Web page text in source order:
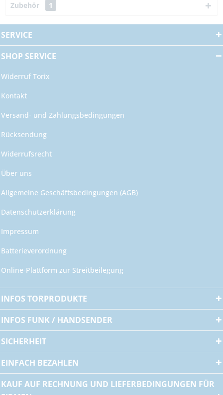
Zubehör 1
SERVICE
SHOP SERVICE
Widerruf Torix
Kontakt
Versand- und Zahlungsbedingungen
Rücksendung
Widerrufsrecht
Über uns
Allgemeine Geschäftsbedingungen (AGB)
Datenschutzerklärung
Impressum
Batterieverordnung
Online-Plattform zur Streitbeilegung
INFOS TORPRODUKTE
INFOS FUNK / HANDSENDER
SICHERHEIT
EINFACH BEZAHLEN
KAUF AUF RECHNUNG UND LIEFERBEDINGUNGEN FÜR